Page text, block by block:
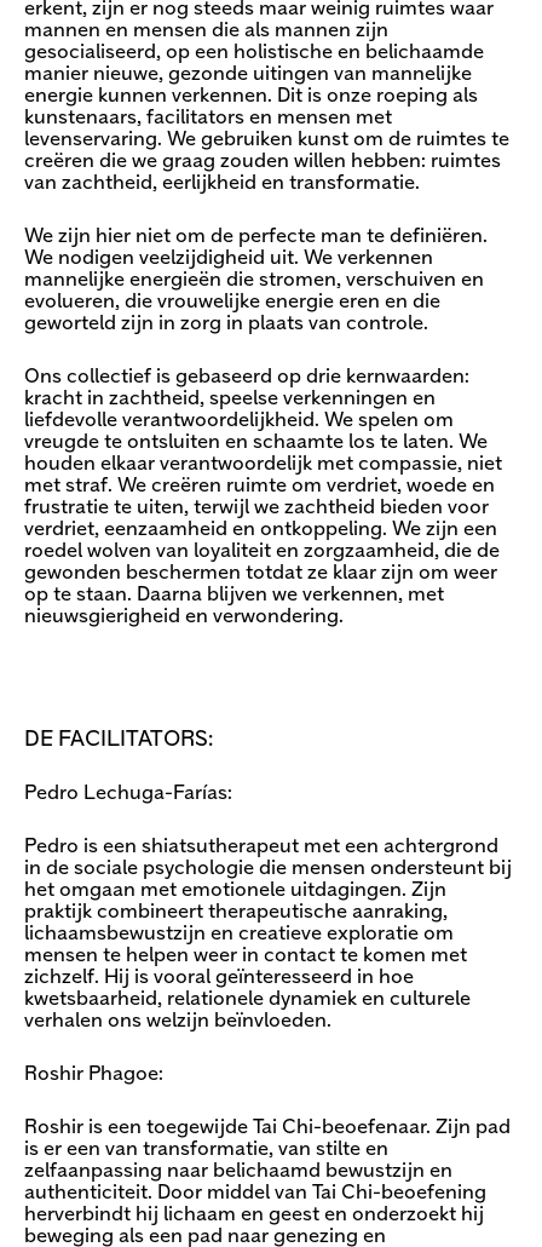
erkent, zijn er nog steeds maar weinig ruimtes waar
mannen en mensen die als mannen zijn
gesocialiseerd, op een holistische en belichaamde
manier nieuwe, gezonde uitingen van mannelijke
energie kunnen verkennen. Dit is onze roeping als
kunstenaars, facilitators en mensen met
levenservaring. We gebruiken kunst om de ruimtes te
creëren die we graag zouden willen hebben: ruimtes
van zachtheid, eerlijkheid en transformatie.
We zijn hier niet om de perfecte man te definiëren.
We nodigen veelzijdigheid uit. We verkennen
mannelijke energieën die stromen, verschuiven en
evolueren, die vrouwelijke energie eren en die
geworteld zijn in zorg in plaats van controle.
Ons collectief is gebaseerd op drie kernwaarden:
kracht in zachtheid, speelse verkenningen en
liefdevolle verantwoordelijkheid. We spelen om
vreugde te ontsluiten en schaamte los te laten. We
houden elkaar verantwoordelijk met compassie, niet
met straf. We creëren ruimte om verdriet, woede en
frustratie te uiten, terwijl we zachtheid bieden voor
verdriet, eenzaamheid en ontkoppeling. We zijn een
roedel wolven van loyaliteit en zorgzaamheid, die de
gewonden beschermen totdat ze klaar zijn om weer
op te staan. Daarna blijven we verkennen, met
nieuwsgierigheid en verwondering.
DE FACILITATORS:
Pedro Lechuga-Farías:
Pedro is een shiatsutherapeut met een achtergrond
in de sociale psychologie die mensen ondersteunt bij
het omgaan met emotionele uitdagingen. Zijn
praktijk combineert therapeutische aanraking,
lichaamsbewustzijn en creatieve exploratie om
mensen te helpen weer in contact te komen met
zichzelf. Hij is vooral geïnteresseerd in hoe
kwetsbaarheid, relationele dynamiek en culturele
verhalen ons welzijn beïnvloeden.
Roshir Phagoe:
Roshir is een toegewijde Tai Chi-beoefenaar. Zijn pad
is er een van transformatie, van stilte en
zelfaanpassing naar belichaamd bewustzijn en
authenticiteit. Door middel van Tai Chi-beoefening
herverbindt hij lichaam en geest en onderzoekt hij
beweging als een pad naar genezing en